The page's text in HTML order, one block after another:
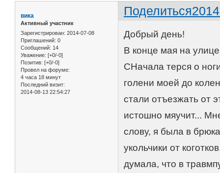
Поделиться
вика
Активный участник
Зарегистрирован: 2014-07-08
Приглашений: 0
Сообщений: 14
Уважение: [+0/-0]
Позитив: [+0/-0]
Провел на форуме:
4 часа 18 минут
Последний визит:
2014-08-13 22:54:27
Добрый день!
В конце мая на
СНачала терся о
голени моей до
стали отъезжать от
истошно мяучит...
слову, я была в
укольчики от
думала, что в